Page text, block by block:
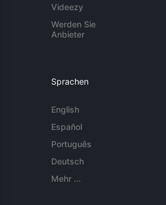
Videezy
Werden Sie
Anbieter
Sprachen
English
Español
Português
Deutsch
Mehr ...